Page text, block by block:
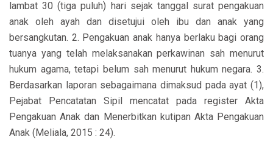
lambat 30 (tiga puluh) hari sejak tanggal surat pengakuan
anak oleh ayah dan disetujui oleh ibu dan anak yang
bersangkutan. 2. Pengakuan anak hanya berlaku bagi orang
tuanya yang telah melaksanakan perkawinan sah menurut
hukum agama, tetapi belum sah menurut hukum negara. 3.
Berdasarkan laporan sebagaimana dimaksud pada ayat (1),
Pejabat Pencatatan Sipil mencatat pada register Akta
Pengakuan Anak dan Menerbitkan kutipan Akta Pengakuan
Anak (Meliala, 2015 : 24).